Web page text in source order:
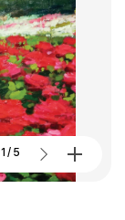
장
주년 기념
명주간 축제
1 / 5